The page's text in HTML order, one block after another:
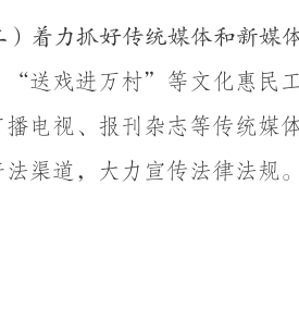
）着力抓好传统媒体和新媒
“送戏进万村” 等文化惠民
播电视、报刊杂志等传统媒
法渠道，大力宣传法律法规